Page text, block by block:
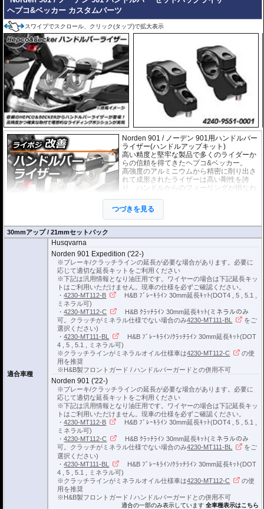
ヘプコ&ベッカー カスタムパーツ
スワイプでスクロール、クリック(タップ)で拡大表示
Norden 901 / ノーデン 901用ハンドルバー
ライザー(ハンドルアップキット)
高い精度と堅牢な製品で多くのライダーか
らの信頼を得てきたヘプコ&ベッカー。
高強度のアルミニウムから精密に削り出さ
れて成形されたライザーは高い剛性を誇
り、ハンドルからのフィーリングが損なわ
EUの工業製品安全規格「TÜV」を取得
し、他のヘプコの商品と同様に高い安全
性、信頼性の商品となっております。
※車体の個体差によりブレーキ/クラッチラインの延長が必要な場合がありま
ブレーキ/クラッチラインの延長にはヘプコ&ベッカーの延長キットがおすすめ
をご確認ください。
つづきを見る
30mmアップ / 21mmセットバック
適合車種
Husqvarna
Norden 901 Expedition ('22-)
※ブレーキ/クラッチラインの延長が必要な場合があります。必要に
応じて適切な延長キットをご利用ください
※下記は汎用情報となり油圧用です。ワイヤーの場合は下記延長キッ
トはご利用いただけません。現車の仕様を必ずご確認ください。
・4230-MT112-B
H&B ﾌﾞﾚｰｷﾗｲﾝ 30mm延長ｷｯﾄ(DOT4 , 5 , 5.1 ,
ミネラル可)
・4230-MT112-C
H&B ｸﾗｯﾁﾗｲﾝ 30mm延長ｷｯﾄ(ミネラルのみ
可。クラッチがミネラル仕様でない場合のみ4230-MT111-BL
をご
選択ください)
・4230-MT111-BL
H&B ﾌﾞﾚｰｷﾗｲﾝ/ｸﾗｯﾁﾗｲﾝ 30mm延長ｷｯﾄ(DOT
4 , 5 , 5.1 , ミネラル可)
※クラッチラインがミネラルオイル仕様車は4230-MT112-C
の使
用を推奨
※H&B製フロントガード / ハンドルバーガードとの併用不可
Norden 901 ('22-)
※ブレーキ/クラッチラインの延長が必要な場合があります。必要に
応じて適切な延長キットをご利用ください
※下記は汎用情報となり油圧用です。ワイヤーの場合は下記延長キッ
トはご利用いただけません。現車の仕様を必ずご確認ください。
・4230-MT112-B
H&B ﾌﾞﾚｰｷﾗｲﾝ 30mm延長ｷｯﾄ(DOT4 , 5 , 5.1 ,
ミネラル可)
・4230-MT112-C
H&B ｸﾗｯﾁﾗｲﾝ 30mm延長ｷｯﾄ(ミネラルのみ
可。クラッチがミネラル仕様でない場合のみ4230-MT111-BL
をご
選択ください)
・4230-MT111-BL
H&B ﾌﾞﾚｰｷﾗｲﾝ/ｸﾗｯﾁﾗｲﾝ 30mm延長ｷｯﾄ(DOT
4 , 5 , 5.1 , ミネラル可)
※クラッチラインがミネラルオイル仕様車は4230-MT112-C
の使
用を推奨
※H&B製フロントガード / ハンドルバーガードとの併用不可
適合の一部のみ表示しています全車種表示はこちら